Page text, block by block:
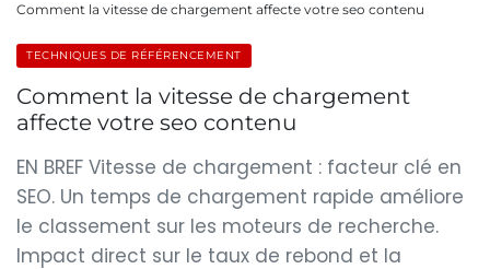
Comment la vitesse de chargement affecte votre seo contenu
TECHNIQUES DE RÉFÉRENCEMENT
Comment la vitesse de chargement
affecte votre seo contenu
EN BREF Vitesse de chargement : facteur clé en
SEO. Un temps de chargement rapide améliore
le classement sur les moteurs de recherche.
Impact direct sur le taux de rebond et la